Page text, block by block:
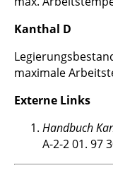
Kanthal D
maximale
Externe Links
Handbuch
A-2-2 01. 97